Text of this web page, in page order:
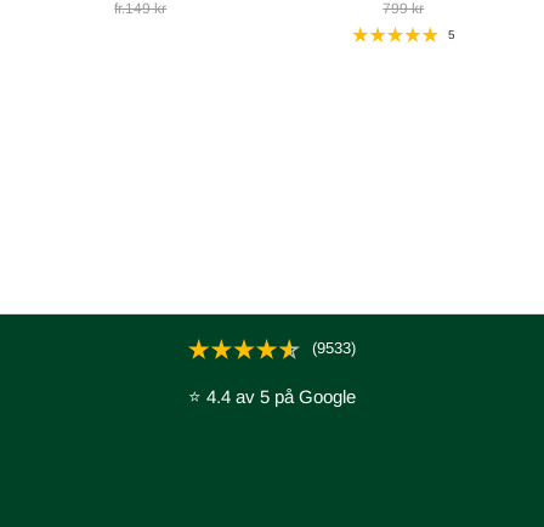
fr.149 kr 799 kr
5
(9533)
⭐ 4.4 av 5 på Google